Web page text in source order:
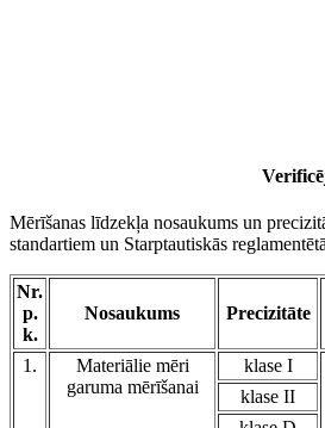
Mērīšanas līdzekļa nosaukums un
standartiem un Starptautiskās
Nr.
p.
k.
Nosaukums Precizitāte
1.
Materiālie mēri
garuma mērīšanai
klase I
klase II